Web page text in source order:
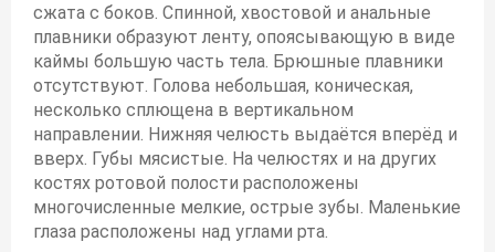
сжата с боков. Спинной, хвостовой и анальные
плавники образуют ленту, опоясывающую в виде
каймы большую часть тела. Брюшные плавники
отсутствуют. Голова небольшая, коническая,
несколько сплющена в вертикальном
направлении. Нижняя челюсть выдаётся вперёд и
вверх. Губы мясистые. На челюстях и на других
костях ротовой полости расположены
многочисленные мелкие, острые зубы. Маленькие
глаза расположены над углами рта.